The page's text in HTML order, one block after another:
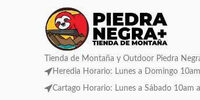
Tienda de Montaña y Outdoor Piedra
Heredia Horario: Lunes a Domingo
Cartago Horario: Lunes a Sábado 10am